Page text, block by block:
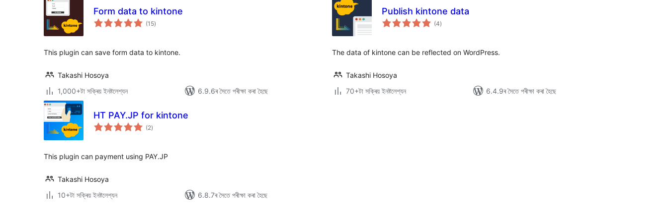
Form data to kintone
(15টা
মুঠ)
This plugin can save form data to kintone.
Takashi Hosoya
1,000+টা সক্ৰিয় ইনষ্টলেশ্যন
6.9.6ৰ সৈতে পৰীক্ষা কৰা হৈছে
Publish kintone data
(4টা
মুঠ)
The data of kintone can be reflected on WordPress.
Takashi Hosoya
70+টা সক্ৰিয় ইনষ্টলেশ্যন
6.4.9ৰ সৈতে পৰীক্ষা কৰা হৈছে
HT PAY.JP for kintone
(2টা
মুঠ)
This plugin can payment using PAY.JP
Takashi Hosoya
10+টা সক্ৰিয় ইনষ্টলেশ্যন
6.8.7ৰ সৈতে পৰীক্ষা কৰা হৈছে